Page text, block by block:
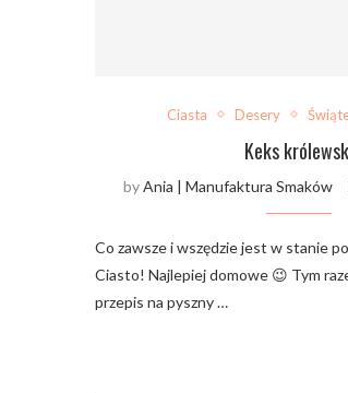
Ciasta Desery
Keks
byAnia | Manufaktura Smaków
Co zawsze i wszędzie jest w stanie
Ciasto! Najlepiej domowe 😉 Tym
przepis na pyszny …